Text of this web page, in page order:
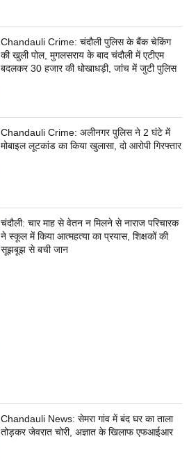
Chandauli Crime: चंदौली पुलिस के बैंक चेकिंग
की खुली पोल, मुगलसराय के बाद चंदौली में एटीएम
बदलकर 30 हजार की धोखाधड़ी, जांच में जुटी पुलिस
Chandauli Crime: अलीनगर पुलिस ने 2 घंटे में
मोबाइल लूटकांड का किया खुलासा, दो आरोपी गिरफ्तार
चंदौली: चार माह से वेतन न मिलने से नाराज परिचारक
ने स्कूल में किया आत्महत्या का प्रयास, शिक्षकों की
सूझबूझ से बची जान
Chandauli News: सेमरा गांव में बंद घर का ताला
तोड़कर जेवरात चोरी, अज्ञात के खिलाफ एफआईआर